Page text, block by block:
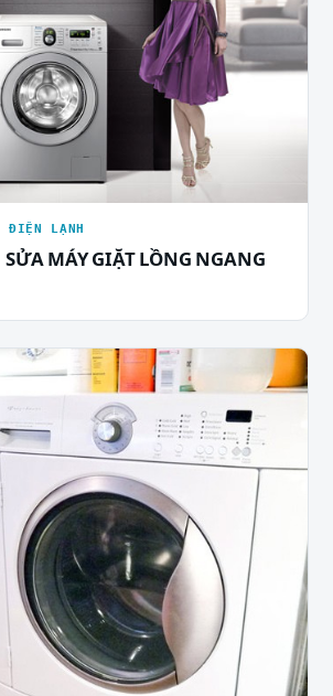
ĐIỆN LẠNH
MÁY GIẶT LỒNG NGANG